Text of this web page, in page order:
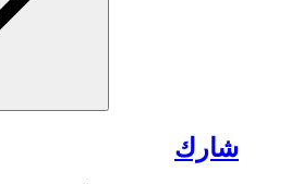
شارك